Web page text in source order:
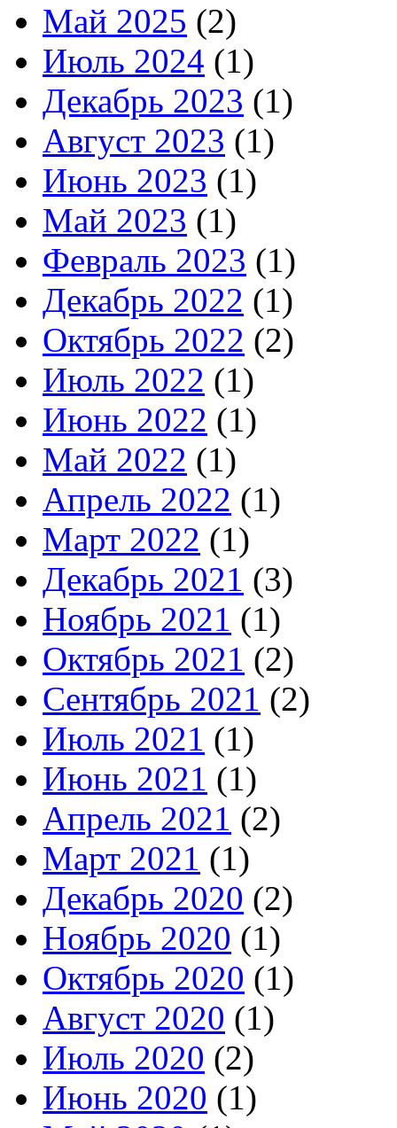
Май 2025 (2)
Июль 2024 (1)
Декабрь 2023 (1)
Август 2023 (1)
Июнь 2023 (1)
Май 2023 (1)
Февраль 2023 (1)
Декабрь 2022 (1)
Октябрь 2022 (2)
Июль 2022 (1)
Июнь 2022 (1)
Май 2022 (1)
Апрель 2022 (1)
Март 2022 (1)
Декабрь 2021 (3)
Ноябрь 2021 (1)
Октябрь 2021 (2)
Сентябрь 2021 (2)
Июль 2021 (1)
Июнь 2021 (1)
Апрель 2021 (2)
Март 2021 (1)
Декабрь 2020 (2)
Ноябрь 2020 (1)
Октябрь 2020 (1)
Август 2020 (1)
Июль 2020 (2)
Июнь 2020 (1)